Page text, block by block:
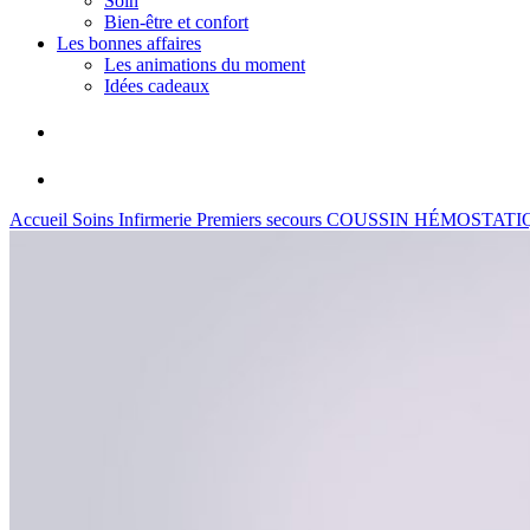
Bien-être et confort
Les bonnes affaires
Les animations du moment
Idées cadeaux
Accueil Soins Infirmerie Premiers secours COUSSIN